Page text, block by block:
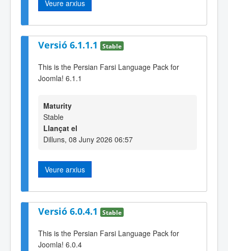
Veure arxius
Versió 6.1.1.1 Stable
This is the Persian Farsi Language Pack for
Joomla! 6.1.1
Maturity
Stable
Llançat el
Dilluns, 08 Juny 2026 06:57
Veure arxius
Versió 6.0.4.1 Stable
This is the Persian Farsi Language Pack for
Joomla! 6.0.4